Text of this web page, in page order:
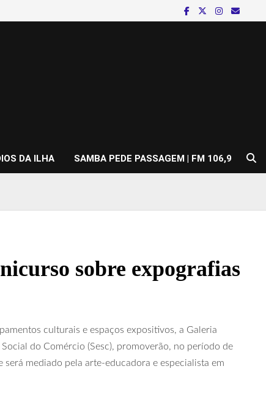
DA ILHA SAMBA PEDE PASSAGEM | FM 106,9
sobre expografias
culturais e espaços expositivos, a Galeria
do Comércio (Sesc), promoverão, no período de
mediado pela arte-educadora e especialista em